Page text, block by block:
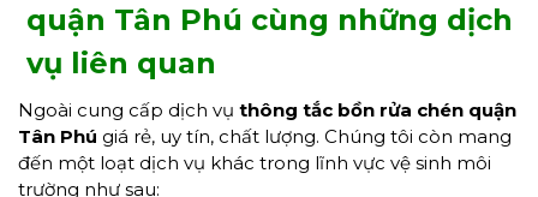
quận Tân Phú cùng những dịch
vụ liên quan
Ngoài cung cấp dịch vụ thông tắc bồn rửa chén quận
Tân Phú giá rẻ, uy tín, chất lượng. Chúng tôi còn mang
đến một loạt dịch vụ khác trong lĩnh vực vệ sinh môi
trường như sau: